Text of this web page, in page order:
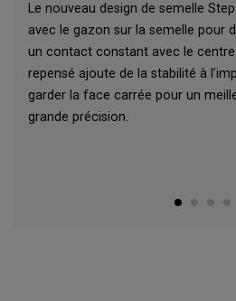
Le nouveau design de semelle
avec le gazon sur la semelle pour
un contact constant avec le
repensé ajoute de la stabilité à
garder la face carrée pour un
grande précision.